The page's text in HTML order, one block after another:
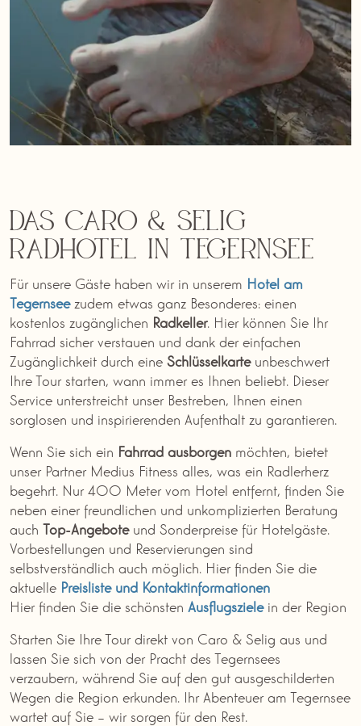
Das Caro & Selig
Radhotel in Tegernsee
Für unsere Gäste haben wir in unserem Hotel am
Tegernseezudem etwas ganz Besonderes: einen
kostenlos zugänglichen Radkeller. Hier können Sie Ihr
Fahrrad sicher verstauen und dank der einfachen
Zugänglichkeit durch eine Schlüsselkarteunbeschwert
Ihre Tour starten, wann immer es Ihnen beliebt. Dieser
Service unterstreicht unser Bestreben, Ihnen einen
sorglosen und inspirierenden Aufenthalt zu garantieren.
Wenn Sie sich ein Fahrrad ausborgen möchten, bietet
unser Partner Medius Fitness alles, was ein Radlerherz
begehrt. Nur 400 Meter vom Hotel entfernt, finden Sie
neben einer freundlichen und unkomplizierten Beratung
auch Top-Angeboteund Sonderpreise für Hotelgäste.
Vorbestellungen und Reservierungen sind
selbstverständlich auch möglich. Hier finden Sie die
aktuelle Preisliste und Kontaktinformationen
Hier finden Sie die schönsten Ausflugszielein der Region
Starten Sie Ihre Tour direkt von Caro & Selig aus und
lassen Sie sich von der Pracht des Tegernsees
verzaubern, während Sie auf den gut ausgeschilderten
Wegen die Region erkunden. Ihr Abenteuer am Tegernsee
wartet auf Sie – wir sorgen für den Rest.